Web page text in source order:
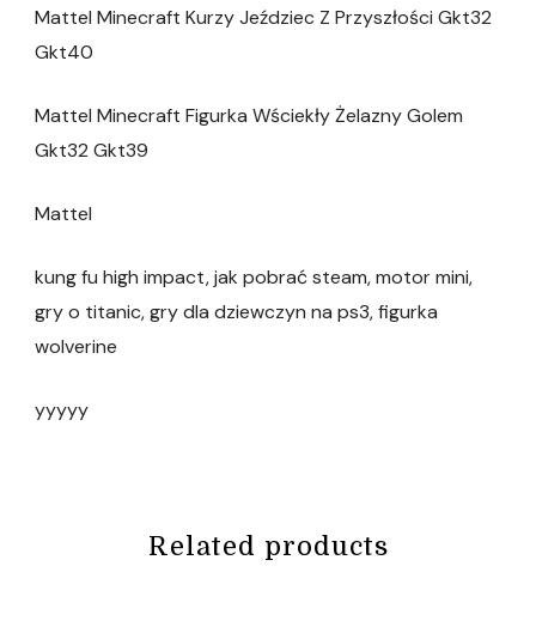
Mattel Minecraft Kurzy Jeździec Z Przyszłości Gkt32
Gkt40
Mattel Minecraft Figurka Wściekły Żelazny Golem
Gkt32 Gkt39
Mattel
kung fu high impact, jak pobrać steam, motor mini,
gry o titanic, gry dla dziewczyn na ps3, figurka
wolverine
yyyyy
Related products